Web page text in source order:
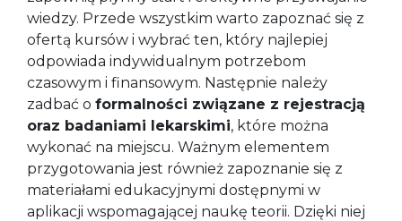
wiedzy. Przede wszystkim warto zapoznać się z
ofertą kursów i wybrać ten, który najlepiej
odpowiada indywidualnym potrzebom
czasowym i finansowym. Następnie należy
zadbać o formalności związane z rejestracją
oraz badaniami lekarskimi, które można
wykonać na miejscu. Ważnym elementem
przygotowania jest również zapoznanie się z
materiałami edukacyjnymi dostępnymi w
aplikacji wspomagającej naukę teorii. Dzięki niej